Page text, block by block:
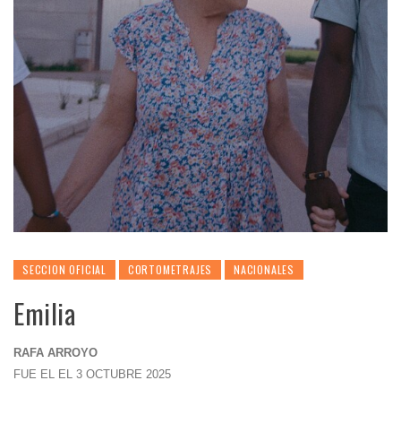
SECCION OFICIAL CORTOMETRAJES NACIONALES
Emilia
RAFA ARROYO
FUE EL EL 3 OCTUBRE 2025